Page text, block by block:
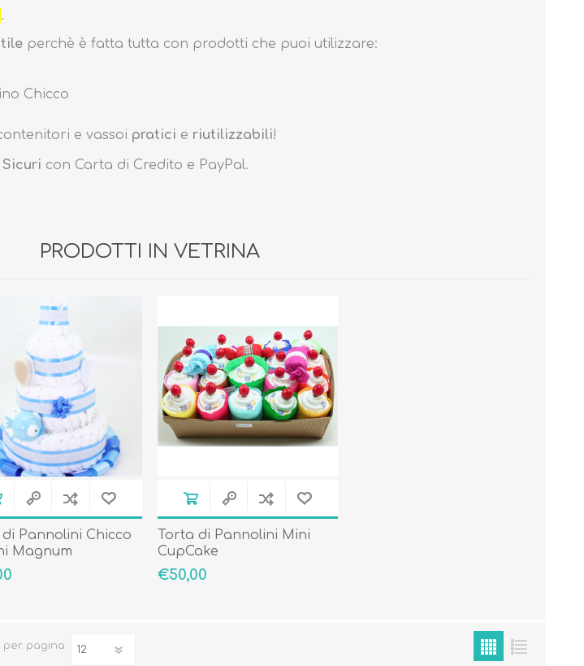
Occhiali da sole
Costumi da Bagno
Creme Solari
Antizanzare
Primavera - Estate
Autunno - Inverno
.
perchè è fatta tutta con prodotti che puoi utilizzare:
Chicco
e vassoi pratici e riutilizzabili!
Sicuri con Carta di Credito e PayPal.
PRODOTTI IN VETRINA
di Pannolini Chicco
Magnum
Torta di Pannolini Mini
CupCake
€50,00
per pagina